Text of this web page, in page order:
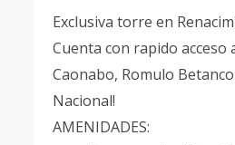
Exclusiva torre en
Cuenta con rapido acceso
Caonabo, Romulo
Nacional!
AMENIDADES: